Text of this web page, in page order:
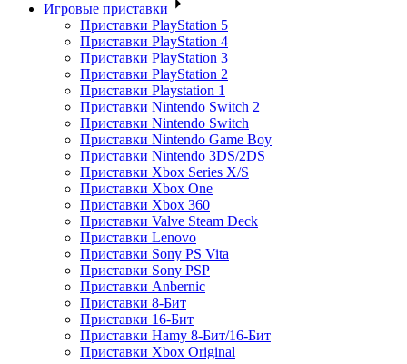
Игровые приставки
Приставки PlayStation 5
Приставки PlayStation 4
Приставки PlayStation 3
Приставки PlayStation 2
Приставки Playstation 1
Приставки Nintendo Switch 2
Приставки Nintendo Switch
Приставки Nintendo Game Boy
Приставки Nintendo 3DS/2DS
Приставки Xbox Series X/S
Приставки Xbox One
Приставки Xbox 360
Приставки Valve Steam Deck
Приставки Lenovo
Приставки Sony PS Vita
Приставки Sony PSP
Приставки Anbernic
Приставки 8-Бит
Приставки 16-Бит
Приставки Hamy 8-Бит/16-Бит
Приставки Xbox Original